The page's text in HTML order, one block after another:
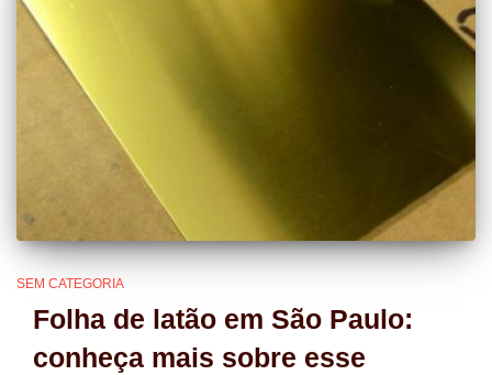
SEM CATEGORIA
Folha de latão em São Paulo:
conheça mais sobre esse